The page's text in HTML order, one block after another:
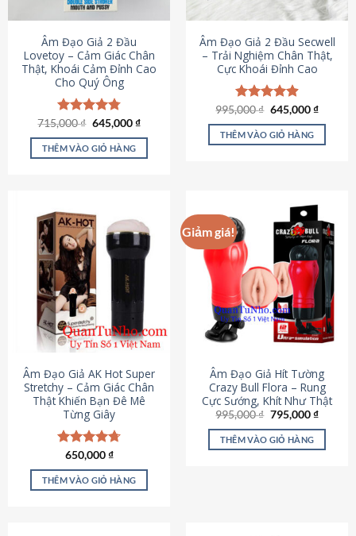
Âm Đạo Giả 2 Đầu
Lovetoy – Cảm Giác Chân
Thật, Khoái Cảm Đỉnh Cao
Cho Quý Ông
Được xếp
hạng4.79
5 sao
715,000₫ Giá
là:
715,000 ₫.
645,000₫Giá
tại
THÊM VÀO GIỎ HÀNG
Âm Đạo Giả 2 Đầu Secwell
– Trải Nghiệm Chân Thật,
Cực Khoái Đỉnh Cao
Được xếp
hạng4.88
5 sao
995,000₫ Giá
là:
995,000 ₫.
645,000₫Giá
tại
THÊM VÀO GIỎ HÀNG
Âm Đạo Giả AK Hot Super
Stretchy – Cảm Giác Chân
Thật Khiến Bạn Đê Mê
Từng Giây
Được xếp
hạng4.75
5 sao
650,000₫
THÊM VÀO GIỎ HÀNG
Giảm giá!
Âm Đạo Giả Hít Tường
Crazy Bull Flora – Rung
Cực Sướng, Khít Như Thật
995,000₫ Giá
là:
995,000 ₫.
795,000₫Giá
tại
THÊM VÀO GIỎ HÀNG